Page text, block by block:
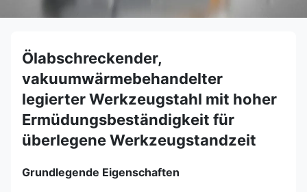
Ölabschreckender,
vakuumwärmebehandelter
legierter Werkzeugstahl mit hoher
Ermüdungsbeständigkeit für
überlegene Werkzeugstandzeit
Grundlegende Eigenschaften